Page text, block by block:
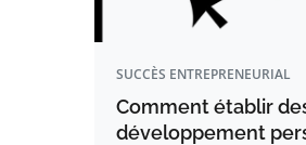
SUCCÈS ENTREPRENEURIAL
Comment établir
développement